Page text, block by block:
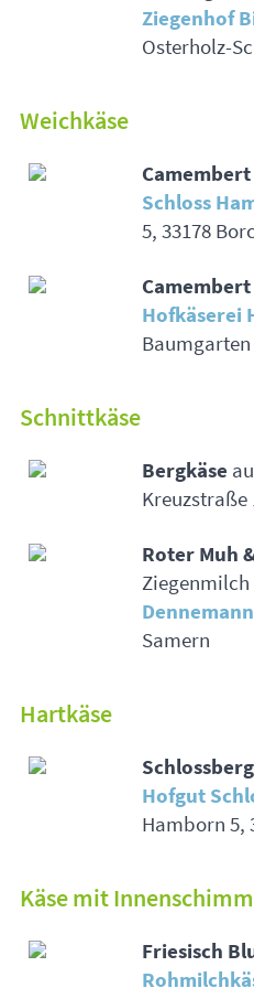
Ziegenhof
Osterholz-
Weichkäse
Camembert
Schloss
5, 33178
Camembert
Hofkäserei
Schnittkäse
Bergkäse
Kreuzstraße
Roter Muh
Ziegenmilch
Dennemann
Samern
Hartkäse
Hofgut
Hamborn 5,
Käse mit
Friesisch